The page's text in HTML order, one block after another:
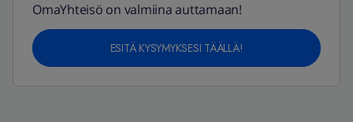
OmaYhteisö on valmiina auttamaan!
ESITÄ KYSYMYKSESI TÄÄLLÄ!